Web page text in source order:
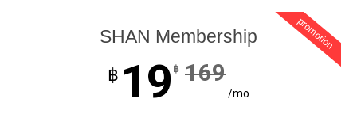
တ်ႇ တူဝ်ႈလုမ်ႈၾႃႉၼၼ်ႉ ၶဝ်ႈႁူမ်ႈၵမ်ႉထႅမ် ၸုမ်းၶၢ
ဝ်ႇၽူႈတွႆႇႁွၵ်ႈ လႆႈယူႇၶႃႈဢေႃႈ။
promotion
SHAN Membership
฿ 19 ฿ 169
/mo